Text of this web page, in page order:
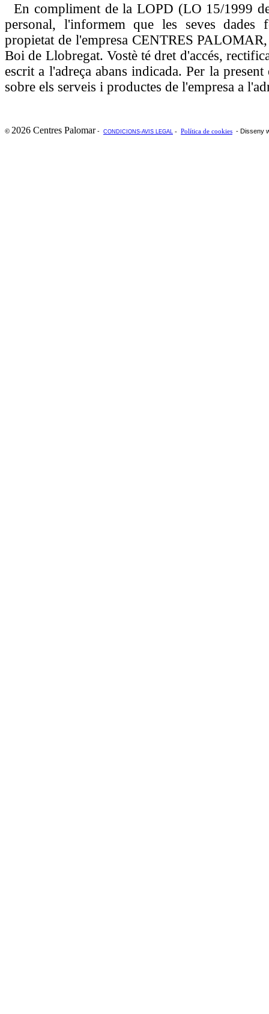
En compliment de la LOPD (LO 15/1999
personal, l'informem que les seves dades
propietat de l'empresa CENTRES
Boi de Llobregat. Vostè té dret d'accés,
escrit a l'adreça abans indicada. Per la
sobre els serveis i productes de l'empresa a
© 2026 Centres Palomar- CONDICIONS-AVIS LEGAL - Política de cookies - Disseny